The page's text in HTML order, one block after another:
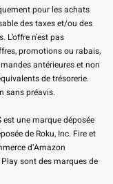
pour les achats
des taxes et/ou des
n’est pas
promotions ou rabais,
antérieures et non
de trésorerie.
sans préavis.
est une marque déposée
de Roku, Inc. Fire et
d’Amazon
sont des marques de